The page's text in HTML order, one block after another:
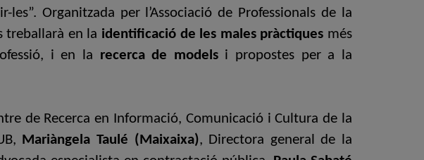
Organitzada per l’Associació de Professionals de la
treballarà en la identificació de les males pràctiques més
i en la recerca de modelsi propostes per a la
de Recerca en Informació, Comunicació i Cultura de la
Mariàngela Taulé (Maixaixa), Directora general de la